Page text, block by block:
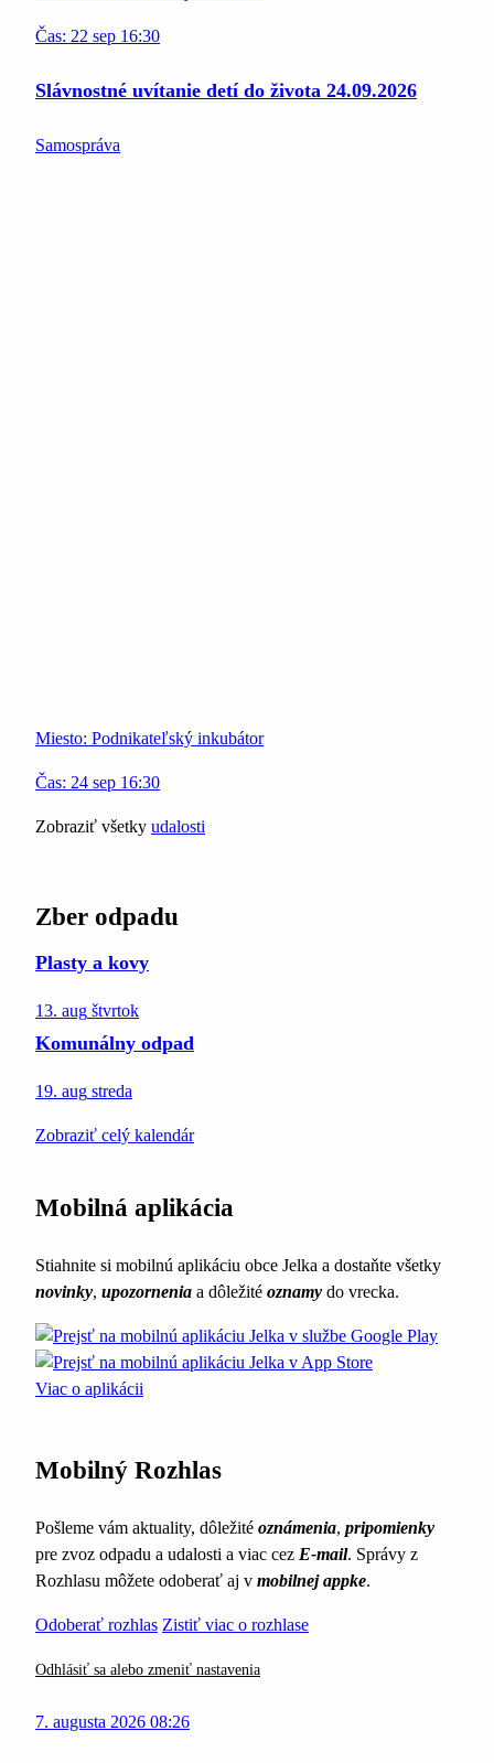
Čas: 22 sep 16:30
Slávnostné uvítanie detí do života 24.09.2026
Samospráva
Miesto: Podnikateľský inkubátor
Čas: 24 sep 16:30
Zobraziť všetky udalosti
Zber odpadu
Plasty a kovy
13. aug štvrtok
Komunálny odpad
19. aug streda
Zobraziť celý kalendár
Mobilná aplikácia
Stiahnite si mobilnú aplikáciu obce Jelka a dostaňte všetky
novinky, upozornenia a dôležité oznamy do vrecka.
Viac o aplikácii
Mobilný Rozhlas
Pošleme vám aktuality, dôležité oznámenia, pripomienky
pre zvoz odpadu a udalosti a viac cez E-mail. Správy z
Rozhlasu môžete odoberať aj v mobilnej appke.
Odoberať rozhlas Zistiť viac o rozhlase
Odhlásiť sa alebo zmeniť nastavenia
7. augusta 2026 08:26